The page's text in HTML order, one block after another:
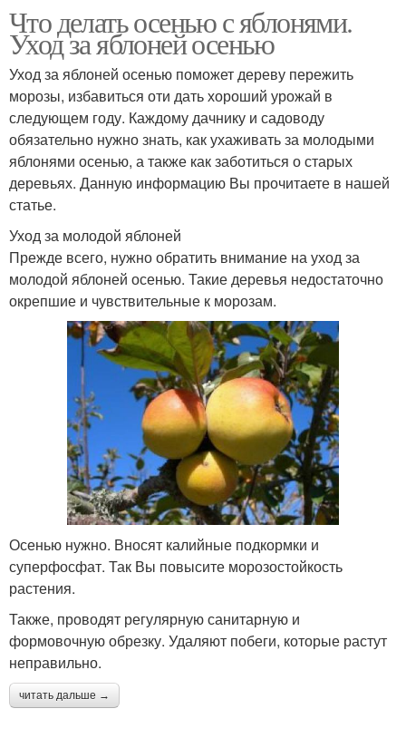
Что делать осенью с яблонями.
Уход за яблоней осенью
Уход за яблоней осенью поможет дереву пережить
морозы, избавиться оти дать хороший урожай в
следующем году. Каждому дачнику и садоводу
обязательно нужно знать, как ухаживать за молодыми
яблонями осенью, а также как заботиться о старых
деревьях. Данную информацию Вы прочитаете в нашей
статье.
Уход за молодой яблоней
Прежде всего, нужно обратить внимание на уход за
молодой яблоней осенью. Такие деревья недостаточно
окрепшие и чувствительные к морозам.
Осенью нужно. Вносят калийные подкормки и
суперфосфат. Так Вы повысите морозостойкость
растения.
Также, проводят регулярную санитарную и
формовочную обрезку. Удаляют побеги, которые растут
неправильно.
читать дальше →